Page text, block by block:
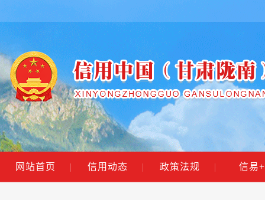
网站首页 | 信用动态 | 政策法规 | 信易+